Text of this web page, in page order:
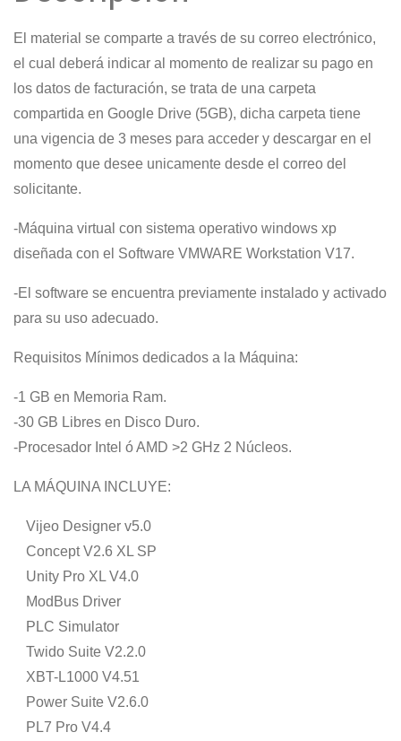
bits
cantidad
El material se comparte a través de su correo electrónico,
el cual deberá indicar al momento de realizar su pago en
los datos de facturación, se trata de una carpeta
compartida en Google Drive (5GB), dicha carpeta tiene
una vigencia de 3 meses para acceder y descargar en el
momento que desee unicamente desde el correo del
solicitante.
-Máquina virtual con sistema operativo windows xp
diseñada con el Software VMWARE Workstation V17.
-El software se encuentra previamente instalado y activado
para su uso adecuado.
Requisitos Mínimos dedicados a la Máquina:
-1 GB en Memoria Ram.
-30 GB Libres en Disco Duro.
-Procesador Intel ó AMD >2 GHz 2 Núcleos.
LA MÁQUINA INCLUYE:
Vijeo Designer v5.0
Concept V2.6 XL SP
Unity Pro XL V4.0
ModBus Driver
PLC Simulator
Twido Suite V2.2.0
XBT-L1000 V4.51
Power Suite V2.6.0
PL7 Pro V4.4